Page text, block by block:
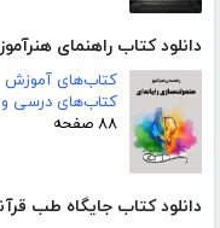
دانلود کتاب راهنمای
کتاب‌های آموزش و
کتاب‌های درسی
۸۸ صفحه
دانلود کتاب جایگاه طب